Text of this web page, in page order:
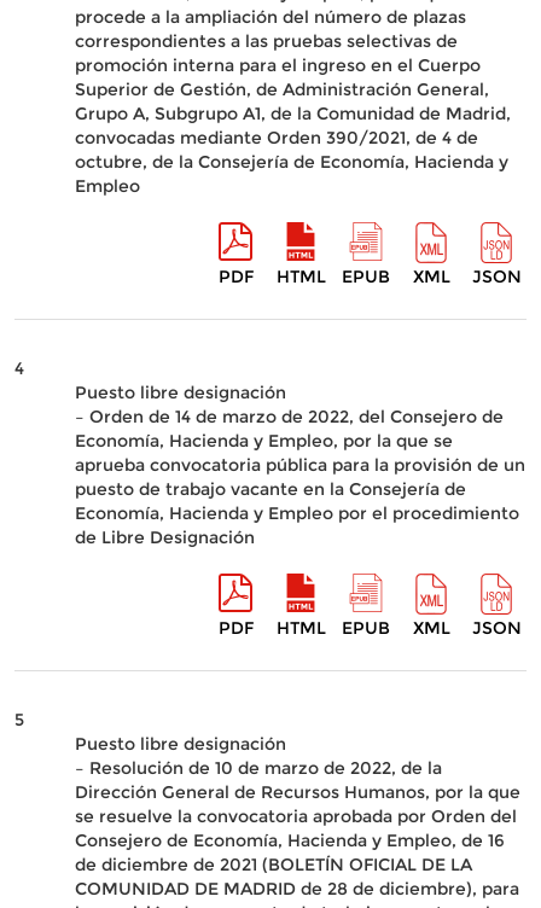
procede a la ampliación del número de plazas
correspondientes a las pruebas selectivas de
promoción interna para el ingreso en el Cuerpo
Superior de Gestión, de Administración General,
Grupo A, Subgrupo A1, de la Comunidad de Madrid,
convocadas mediante Orden 390/2021, de 4 de
octubre, de la Consejería de Economía, Hacienda y
Empleo
PDF HTML EPUB XML JSON
4
Puesto libre designación
– Orden de 14 de marzo de 2022, del Consejero de
Economía, Hacienda y Empleo, por la que se
aprueba convocatoria pública para la provisión de un
puesto de trabajo vacante en la Consejería de
Economía, Hacienda y Empleo por el procedimiento
de Libre Designación
PDF HTML EPUB XML JSON
5
Puesto libre designación
– Resolución de 10 de marzo de 2022, de la
Dirección General de Recursos Humanos, por la que
se resuelve la convocatoria aprobada por Orden del
Consejero de Economía, Hacienda y Empleo, de 16
de diciembre de 2021 (BOLETÍN OFICIAL DE LA
COMUNIDAD DE MADRID de 28 de diciembre), para